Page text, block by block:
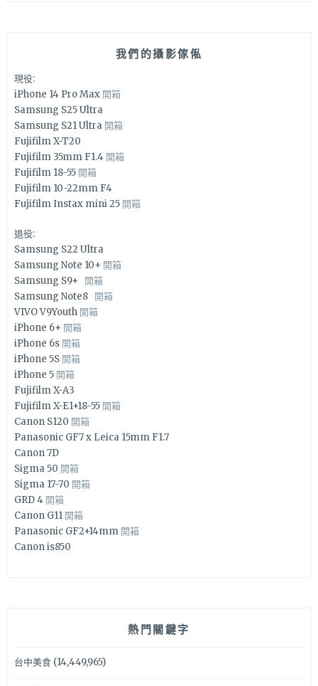
我們的攝影傢俬
現役:
iPhone 14 Pro Max 開箱
Samsung S25 Ultra
Samsung S21 Ultra 開箱
Fujifilm X-T20
Fujifilm 35mm F1.4 開箱
Fujifilm 18-55 開箱
Fujifilm 10-22mm F4
Fujifilm Instax mini 25 開箱
退役:
Samsung S22 Ultra
Samsung Note 10+ 開箱
Samsung S9+ 開箱
Samsung Note8 開箱
VIVO V9Youth 開箱
iPhone 6+ 開箱
iPhone 6s 開箱
iPhone 5S 開箱
iPhone 5 開箱
Fujifilm X-A3
Fujifilm X-E1+18-55 開箱
Canon S120 開箱
Panasonic GF7 x Leica 15mm F1.7
Canon 7D
Sigma 50 開箱
Sigma 17-70 開箱
GRD 4 開箱
Canon G11 開箱
Panasonic GF2+14mm 開箱
Canon is850
熱門關鍵字
台中美食(14,449,965)